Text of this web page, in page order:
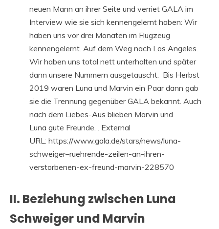
neuen Mann an ihrer Seite und verriet GALA im
Interview wie sie sich kennengelernt haben: Wir
haben uns vor drei Monaten im Flugzeug
kennengelernt. Auf dem Weg nach Los Angeles.
Wir haben uns total nett unterhalten und später
dann unsere Nummern ausgetauscht. Bis Herbst
2019 waren Luna und Marvin ein Paar dann gab
sie die Trennung gegenüber GALA bekannt. Auch
nach dem Liebes-Aus blieben Marvin und
Luna gute Freunde. . External
URL: https://www.gala.de/stars/news/luna-
schweiger–ruehrende-zeilen-an-ihren-
verstorbenen-ex-freund-marvin-228570
II. Beziehung zwischen Luna
Schweiger und Marvin